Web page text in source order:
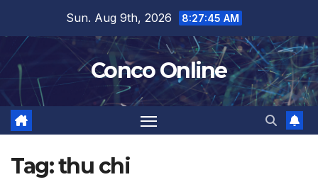
content
Sun. Aug 9th, 2026 8:27:46 AM
Conco Online
Tag:thu chi